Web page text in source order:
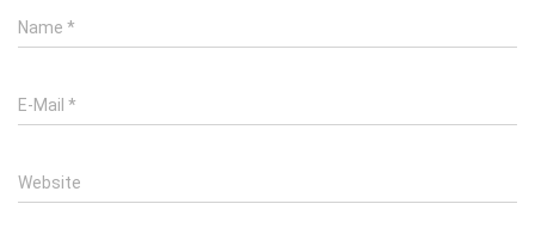
Name *
E-Mail *
Website